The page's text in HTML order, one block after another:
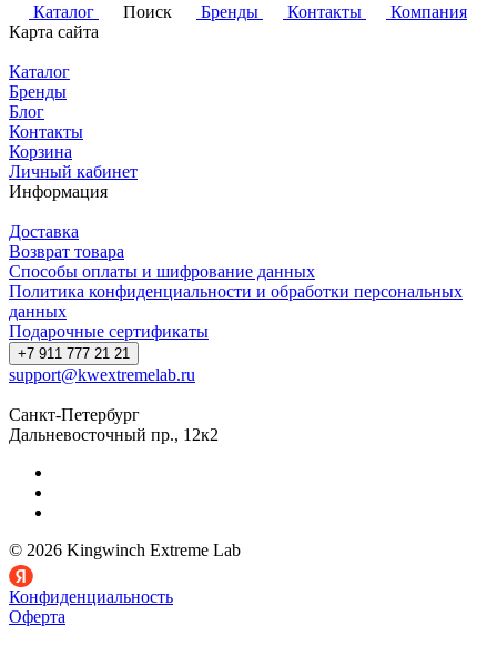
Каталог
Поиск Бренды Контакты
Компания
Карта сайта
Каталог
Бренды
Блог
Контакты
Корзина
Личный кабинет
Информация
Доставка
Возврат товара
Способы оплаты и шифрование данных
Политика конфиденциальности и обработки персональных
данных
Подарочные сертификаты
+7 911 777 21 21
support@kwextremelab.ru
Санкт-Петербург
Дальневосточный пр., 12к2
© 2026 Kingwinch Extreme Lab
Конфиденциальность
Оферта